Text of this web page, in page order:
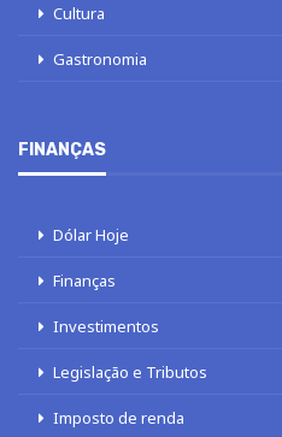
Cultura
Gastronomia
FINANÇAS
Dólar Hoje
Finanças
Investimentos
Legislação e Tributos
Imposto de renda